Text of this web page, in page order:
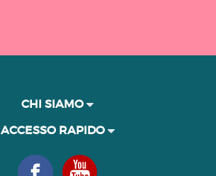
CHI SIAMO
ACCESSO RAPIDO